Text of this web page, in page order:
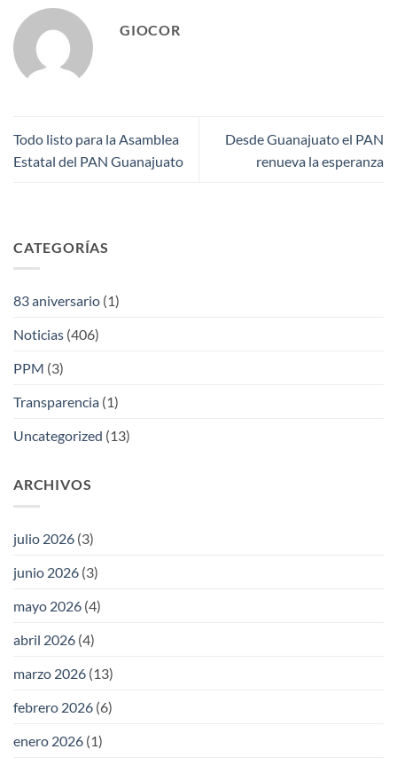
GIOCOR
Todo listo para la Asamblea
Estatal del PAN Guanajuato
Desde Guanajuato el PAN
renueva la esperanza
CATEGORÍAS
83 aniversario (1)
Noticias (406)
PPM (3)
Transparencia (1)
Uncategorized (13)
ARCHIVOS
julio 2026 (3)
junio 2026 (3)
mayo 2026 (4)
abril 2026 (4)
marzo 2026 (13)
febrero 2026 (6)
enero 2026 (1)